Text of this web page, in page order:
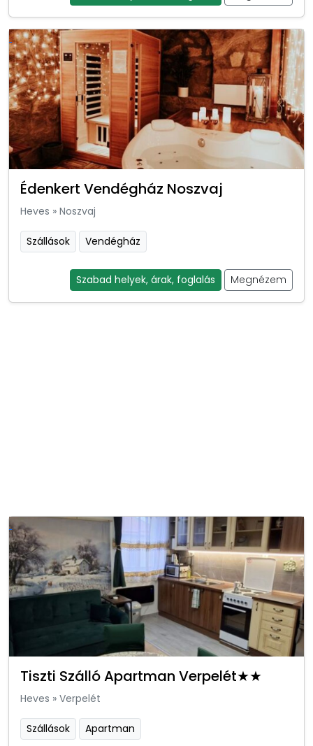
Édenkert Vendégház Noszvaj
Heves » Noszvaj
Szállások Vendégház
Szabad helyek, árak, foglalás Megnézem
Tiszti Szálló Apartman Verpelét★★
Heves » Verpelét
Szállások Apartman